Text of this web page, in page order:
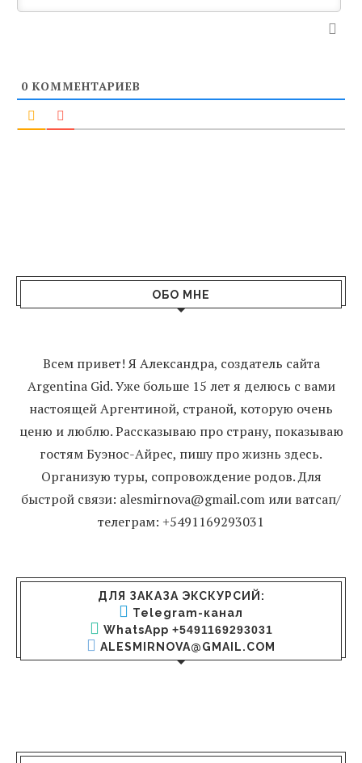
0 КОММЕНТАРИЕВ
ОБО МНЕ
Всем привет! Я Александра, создатель сайта
Argentina Gid. Уже больше 15 лет я делюсь с вами
настоящей Аргентиной, страной, которую очень
ценю и люблю. Рассказываю про страну, показываю
гостям Буэнос-Айрес, пишу про жизнь здесь.
Организую туры, сопровождение родов. Для
быстрой связи: alesmirnova@gmail.com или ватсап/
телеграм: +5491169293031
ДЛЯ ЗАКАЗА ЭКСКУРСИЙ:
Telegram-канал
WhatsApp +5491169293031
ALESMIRNOVA@GMAIL.COM